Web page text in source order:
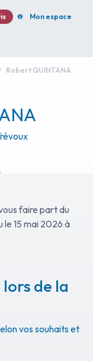
Mon espace
Robert QUINTANA
faire part du
de la
vos souhaits et